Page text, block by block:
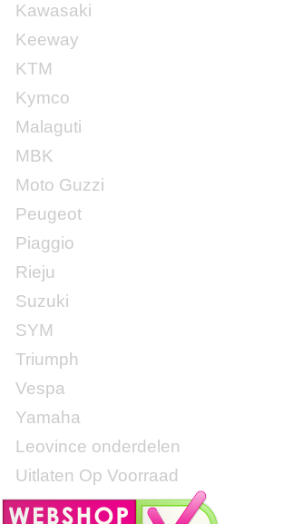
Kawasaki
Keeway
KTM
Kymco
Malaguti
MBK
Moto Guzzi
Peugeot
Piaggio
Rieju
Suzuki
SYM
Triumph
Vespa
Yamaha
Leovince onderdelen
Uitlaten Op Voorraad